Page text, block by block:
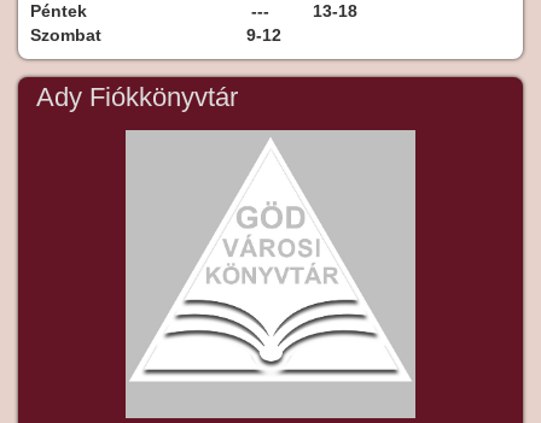
Péntek
--- 13-18
Szombat
9-12
Ady Fiókkönyvtár